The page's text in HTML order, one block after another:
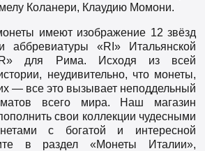
Коланери, Клаудию Момони.
имеют изображение 12 звёзд
«RI» Итальянской
для Рима. Исходя из всей
неудивительно, что монеты,
— все это вызывает неподдельный
всего мира. Наш магазин
свои коллекции чудесными
с богатой и интересной
в раздел «Монеты Италии»,